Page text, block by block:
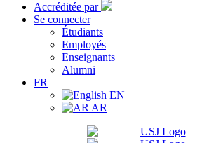
Accréditée par
Se connecter
Étudiants
Employés
Enseignants
Alumni
FR
EN
AR